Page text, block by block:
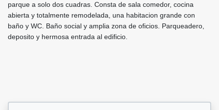
parque a solo dos cuadras. Consta de sala comedor, cocina
abierta y totalmente remodelada, una habitacion grande con
baño y WC. Baño social y amplia zona de oficios. Parqueadero,
deposito y hermosa entrada al edificio.